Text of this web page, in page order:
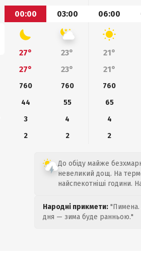
00:00
03:00 06:00
27° 23° 21°
27°
23° 21°
760 760 760
44
55 65
3
4 4
2
2 2
До обіду майже
невеликий дощ. На
найспекотніші години.
Народні прикмети: "Пимена.
дня — зима буде ранньою."